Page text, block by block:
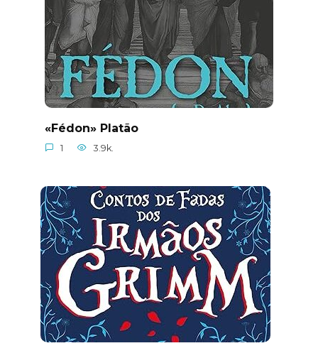
«Fédon» Platão
1 3.9k.